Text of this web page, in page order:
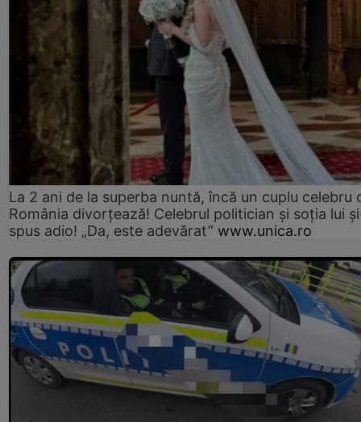
La 2 ani de la superba nuntă, încă un cuplu celebru
România divorțează! Celebrul politician și soția lui
spus adio! „Da, este adevărat” www.unica.ro